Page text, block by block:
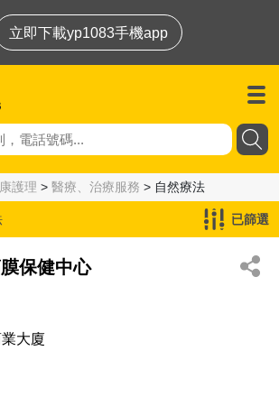
立即下載yp1083手機app
護理 > 醫療、治療服務 > 自然療法
已篩選
保健中心
大廈